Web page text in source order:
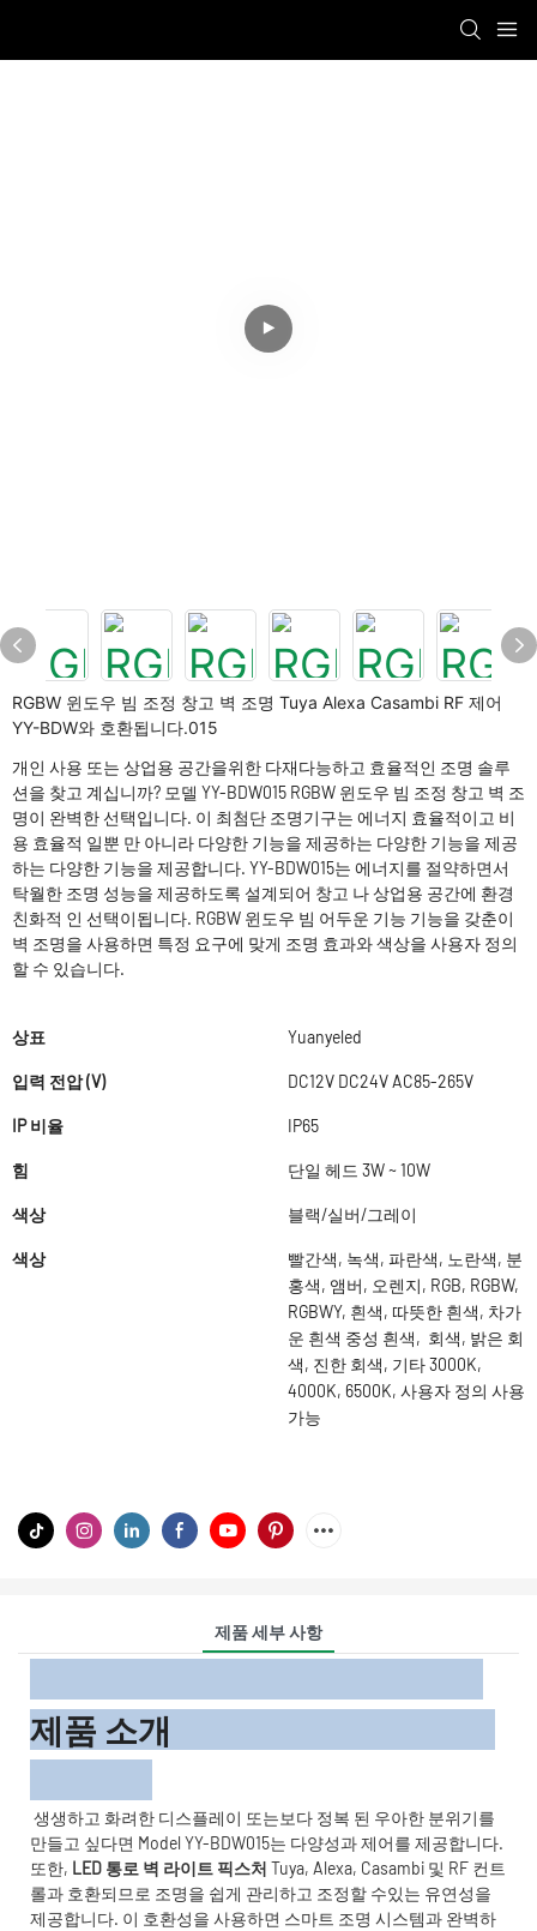
RGBW 윈도우 빔 조정 창고 벽 조명 Tuya Alexa Casambi RF 제어
YY-BDW와 호환됩니다.015
개인 사용 또는 상업용 공간을위한 다재다능하고 효율적인 조명 솔루
션을 찾고 계십니까? 모델 YY-BDW015 RGBW 윈도우 빔 조정 창고 벽 조
명이 완벽한 선택입니다. 이 최첨단 조명기구는 에너지 효율적이고 비
용 효율적 일뿐 만 아니라 다양한 기능을 제공하는 다양한 기능을 제공
하는 다양한 기능을 제공합니다. YY-BDW015는 에너지를 절약하면서
탁월한 조명 성능을 제공하도록 설계되어 창고 나 상업용 공간에 환경
친화적 인 선택이됩니다. RGBW 윈도우 빔 어두운 기능 기능을 갖춘이
벽 조명을 사용하면 특정 요구에 맞게 조명 효과와 색상을 사용자 정의
할 수 있습니다.
상표 Yuanyeled
입력 전압 (V) DC12V DC24V AC85-265V
IP 비율 IP65
힘 단일 헤드 3W ~ 10W
색상 블랙/실버/그레이
색상
빨간색, 녹색, 파란색, 노란색, 분
홍색, 앰버, 오렌지, RGB, RGBW,
RGBWY, 흰색, 따뜻한 흰색, 차가
운 흰색 중성 흰색, 회색, 밝은 회
색, 진한 회색, 기타 3000K,
4000K, 6500K, 사용자 정의 사용
가능
제품 세부 사항
제품 소개
생생하고 화려한 디스플레이 또는보다 정복 된 우아한 분위기를
만들고 싶다면 Model YY-BDW015는 다양성과 제어를 제공합니다.
또한, LED 통로 벽 라이트 픽스처 Tuya, Alexa, Casambi 및 RF 컨트
롤과 호환되므로 조명을 쉽게 관리하고 조정할 수있는 유연성을
제공합니다. 이 호환성을 사용하면 스마트 조명 시스템과 완벽하